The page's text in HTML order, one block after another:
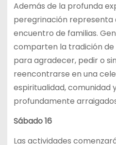
Además de la profunda
peregrinación representa
encuentro de familias.
comparten la tradición de
para agradecer, pedir o
reencontrarse en una
espiritualidad, comunidad
profundamente
Sábado 16
Las actividades